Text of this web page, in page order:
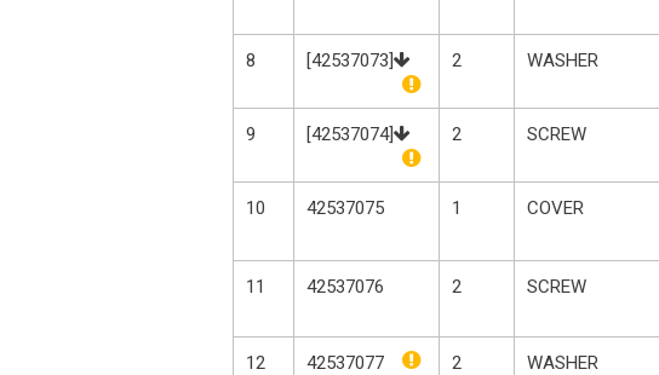
8 [42537073] 2 WASHER
9 [42537074] 2 SCREW
10 42537075 1 COVER
11 42537076 2 SCREW
12 42537077 2 WASHER